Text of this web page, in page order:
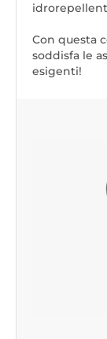
Con questa
soddisfa le
esigenti!